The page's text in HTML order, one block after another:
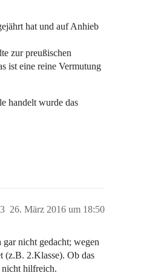
hat und auf Anhieb
zur preußischen
ist eine reine Vermutung
handelt wurde das
26. März 2016 um 18:50
3
nicht gedacht; wegen
(z.B. 2.Klasse). Ob das
hilfreich.